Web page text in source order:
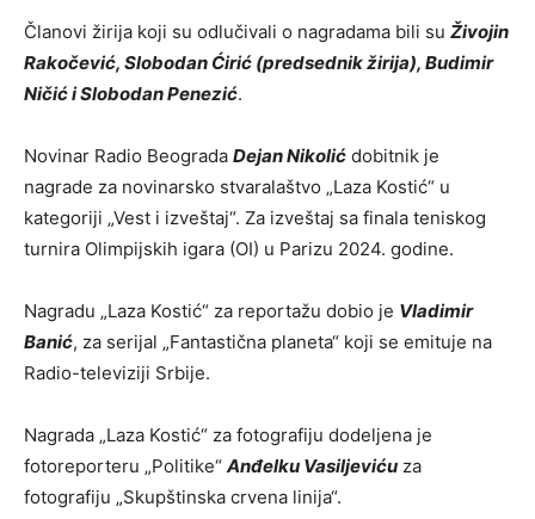
Članovi žirija koji su odlučivali o nagradama bili su Živojin
Rakočević, Slobodan Ćirić (predsednik žirija), Budimir
Ničić i Slobodan Penezić.
Novinar Radio Beograda Dejan Nikolić dobitnik je
nagrade za novinarsko stvaralaštvo „Laza Kostić“ u
kategoriji „Vest i izveštaj“. Za izveštaj sa finala teniskog
turnira Olimpijskih igara (OI) u Parizu 2024. godine.
Nagradu „Laza Kostić“ za reportažu dobio je Vladimir
Banić, za serijal „Fantastična planeta“ koji se emituje na
Radio-televiziji Srbije.
Nagrada „Laza Kostić“ za fotografiju dodeljena je
fotoreporteru „Politike“ Anđelku Vasiljeviću za
fotografiju „Skupštinska crvena linija“.